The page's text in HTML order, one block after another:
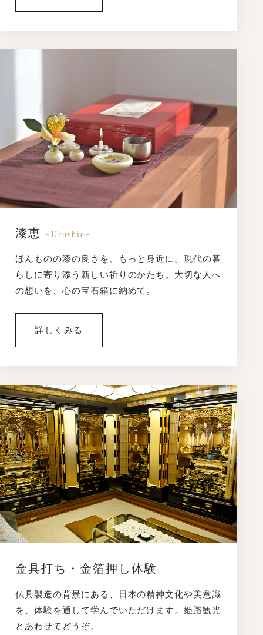
漆恵 −Urushie−
ほんものの漆の良さを、もっと身近に。現代の暮
らしに寄り添う新しい祈りのかたち。大切な人へ
の想いを、心の宝石箱に納めて。
詳しくみる
金具打ち・金箔押し体験
仏具製造の背景にある、日本の精神文化や美意識
を、体験を通して学んでいただけます。姫路観光
とあわせてどうぞ。